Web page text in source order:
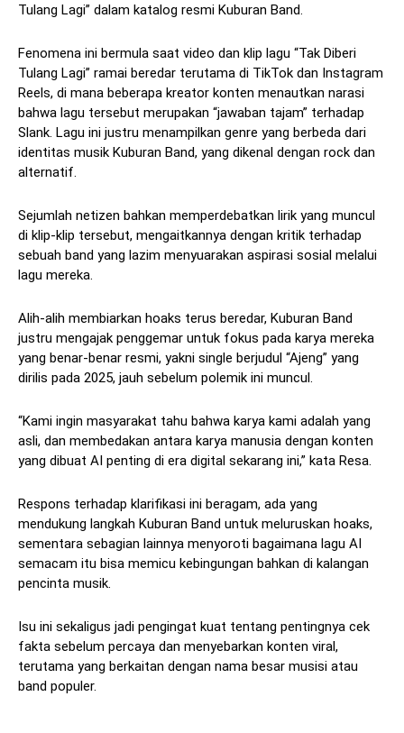
Tulang Lagi” dalam katalog resmi Kuburan Band.
Fenomena ini bermula saat video dan klip lagu “Tak Diberi
Tulang Lagi” ramai beredar terutama di TikTok dan Instagram
Reels, di mana beberapa kreator konten menautkan narasi
bahwa lagu tersebut merupakan “jawaban tajam” terhadap
Slank. Lagu ini justru menampilkan genre yang berbeda dari
identitas musik Kuburan Band, yang dikenal dengan rock dan
alternatif.
Sejumlah netizen bahkan memperdebatkan lirik yang muncul
di klip-klip tersebut, mengaitkannya dengan kritik terhadap
sebuah band yang lazim menyuarakan aspirasi sosial melalui
lagu mereka.
Alih-alih membiarkan hoaks terus beredar, Kuburan Band
justru mengajak penggemar untuk fokus pada karya mereka
yang benar-benar resmi, yakni single berjudul “Ajeng” yang
dirilis pada 2025, jauh sebelum polemik ini muncul.
“Kami ingin masyarakat tahu bahwa karya kami adalah yang
asli, dan membedakan antara karya manusia dengan konten
yang dibuat AI penting di era digital sekarang ini,” kata Resa.
Respons terhadap klarifikasi ini beragam, ada yang
mendukung langkah Kuburan Band untuk meluruskan hoaks,
sementara sebagian lainnya menyoroti bagaimana lagu AI
semacam itu bisa memicu kebingungan bahkan di kalangan
pencinta musik.
Isu ini sekaligus jadi pengingat kuat tentang pentingnya cek
fakta sebelum percaya dan menyebarkan konten viral,
terutama yang berkaitan dengan nama besar musisi atau
band populer.